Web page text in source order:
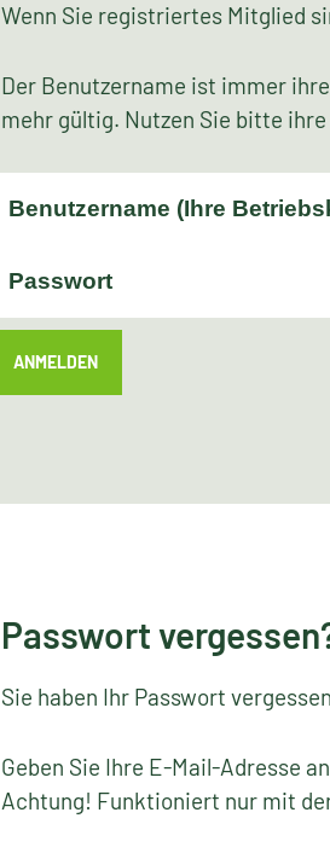
Wenn Sie registriertes Mitglied
Der Benutzername ist immer
mehr gültig. Nutzen Sie bitte
ANMELDEN
Passwort
Sie haben Ihr Passwort
Geben Sie Ihre E-Mail-Adresse
Achtung! Funktioniert nur mit